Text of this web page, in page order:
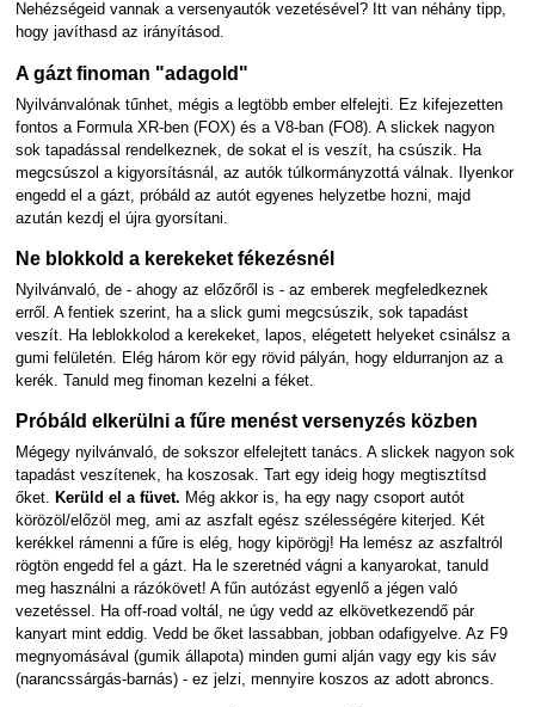
Nehézségeid vannak a versenyautók vezetésével? Itt van néhány tipp,
hogy javíthasd az irányításod.
A gázt finoman "adagold"
Nyilvánvalónak tűnhet, mégis a legtöbb ember elfelejti. Ez kifejezetten
fontos a Formula XR-ben (FOX) és a V8-ban (FO8). A slickek nagyon
sok tapadással rendelkeznek, de sokat el is veszít, ha csúszik. Ha
megcsúszol a kigyorsításnál, az autók túlkormányzottá válnak. Ilyenkor
engedd el a gázt, próbáld az autót egyenes helyzetbe hozni, majd
azután kezdj el újra gyorsítani.
Ne blokkold a kerekeket fékezésnél
Nyilvánvaló, de - ahogy az előzőről is - az emberek megfeledkeznek
erről. A fentiek szerint, ha a slick gumi megcsúszik, sok tapadást
veszít. Ha leblokkolod a kerekeket, lapos, elégetett helyeket csinálsz a
gumi felületén. Elég három kör egy rövid pályán, hogy eldurranjon az a
kerék. Tanuld meg finoman kezelni a féket.
Próbáld elkerülni a fűre menést versenyzés közben
Mégegy nyilvánvaló, de sokszor elfelejtett tanács. A slickek nagyon sok
tapadást veszítenek, ha koszosak. Tart egy ideig hogy megtisztítsd
őket. Kerüld el a füvet. Még akkor is, ha egy nagy csoport autót
körözöl/előzöl meg, ami az aszfalt egész szélességére kiterjed. Két
kerékkel rámenni a fűre is elég, hogy kipörögj! Ha lemész az aszfaltról
rögtön engedd fel a gázt. Ha le szeretnéd vágni a kanyarokat, tanuld
meg használni a rázókövet! A fűn autózást egyenlő a jégen való
vezetéssel. Ha off-road voltál, ne úgy vedd az elkövetkezendő pár
kanyart mint eddig. Vedd be őket lassabban, jobban odafigyelve. Az F9
megnyomásával (gumik állapota) minden gumi alján vagy egy kis sáv
(narancssárgás-barnás) - ez jelzi, mennyire koszos az adott abroncs.